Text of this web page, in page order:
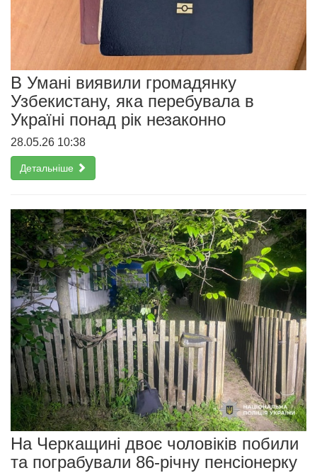
В Умані виявили громадянку
Узбекистану, яка перебувала в
Україні понад рік незаконно
28.05.26 10:38
Детальніше
На Черкащині двоє чоловіків побили
та пограбували 86-річну пенсіонерку